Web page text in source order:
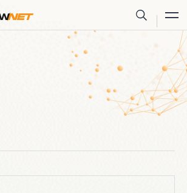
株式会社トゥモロー・ネット
サイト内